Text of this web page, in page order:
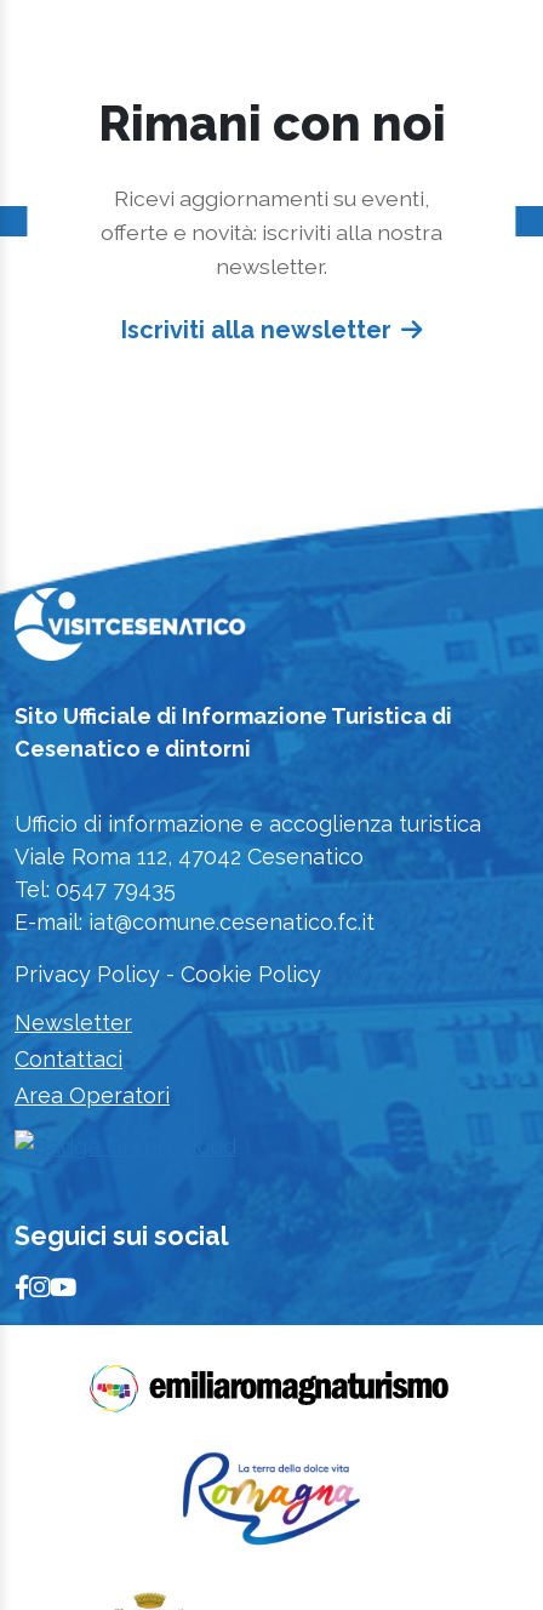
Rimani con noi
Ricevi aggiornamenti su eventi,
offerte e novità: iscriviti alla nostra
newsletter.
Iscriviti alla newsletter
Sito Ufficiale di Informazione Turistica di
Cesenatico e dintorni
Ufficio di informazione e accoglienza turistica
Viale Roma 112, 47042 Cesenatico
Tel: 0547 79435
E-mail: iat@comune.cesenatico.fc.it
Privacy Policy - Cookie Policy
Newsletter
Contattaci
Area Operatori
Seguici sui social